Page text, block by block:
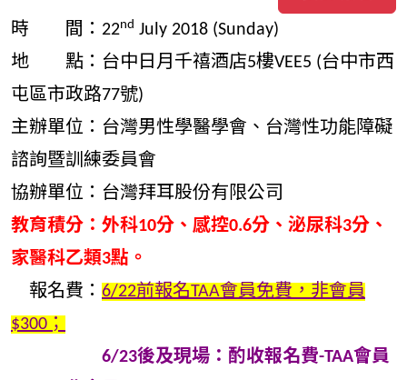
時 間：22nd July 2018 (Sunday)
地 點：台中日月千禧酒店5樓VEE5 (台中市西
屯區市政路77號)
主辦單位：台灣男性學醫學會、台灣性功能障礙
諮詢暨訓練委員會
協辦單位：台灣拜耳股份有限公司
教育積分：外科10分、感控0.6分、泌尿科3分、
家醫科乙類3點。
報名費： 6/22前報名TAA會員免費，非會員
$300；
6/23後及現場：酌收報名費-TAA會員